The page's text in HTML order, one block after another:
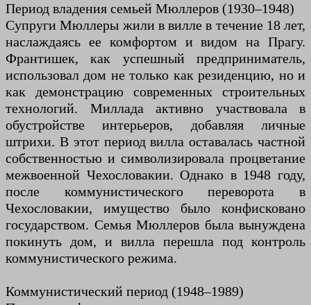
Период владения семьей Мюллеров (1930–1948)
Супруги Мюллеры жили в вилле в течение 18 лет,
наслаждаясь ее комфортом и видом на Прагу.
Франтишек, как успешный предприниматель,
использовал дом не только как резиденцию, но и
как демонстрацию современных строительных
технологий. Миллада активно участвовала в
обустройстве интерьеров, добавляя личные
штрихи. В этот период вилла оставалась частной
собственностью и символизировала процветание
межвоенной Чехословакии. Однако в 1948 году,
после коммунистического переворота в
Чехословакии, имущество было конфисковано
государством. Семья Мюллеров была вынуждена
покинуть дом, и вилла перешла под контроль
коммунистического режима.
Коммунистический период (1948–1989)